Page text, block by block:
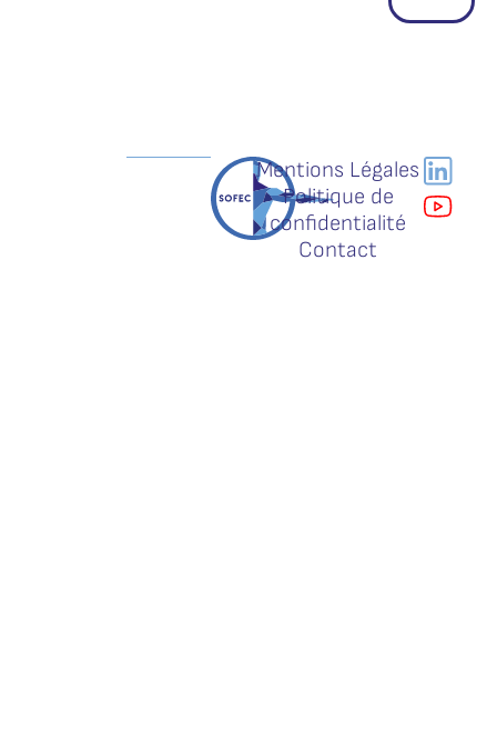
Mentions Légales
Politique de
confidentialité
Contact